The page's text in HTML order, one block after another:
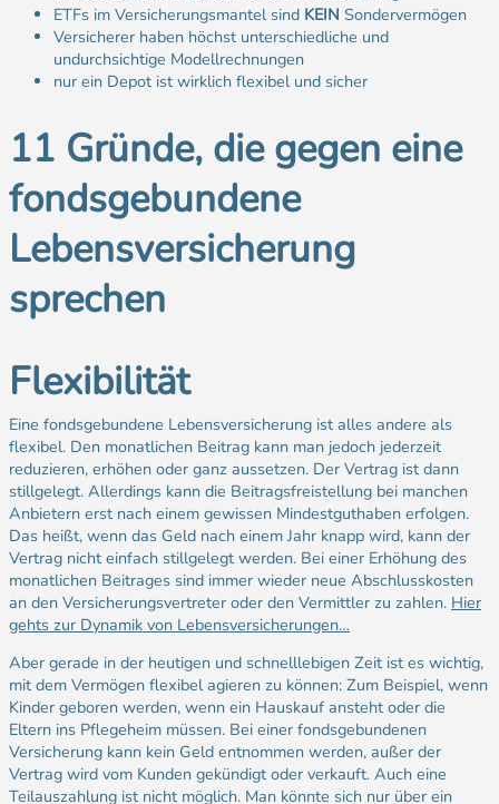
ETFs im Versicherungsmantel sind KEIN Sondervermögen
Versicherer haben höchst unterschiedliche und
undurchsichtige Modellrechnungen
nur ein Depot ist wirklich flexibel und sicher
11 Gründe, die gegen eine
fondsgebundene
Lebensversicherung
sprechen
Flexibilität
Eine fondsgebundene Lebensversicherung ist alles andere als
flexibel. Den monatlichen Beitrag kann man jedoch jederzeit
reduzieren, erhöhen oder ganz aussetzen. Der Vertrag ist dann
stillgelegt. Allerdings kann die Beitragsfreistellung bei manchen
Anbietern erst nach einem gewissen Mindestguthaben erfolgen.
Das heißt, wenn das Geld nach einem Jahr knapp wird, kann der
Vertrag nicht einfach stillgelegt werden. Bei einer Erhöhung des
monatlichen Beitrages sind immer wieder neue Abschlusskosten
an den Versicherungsvertreter oder den Vermittler zu zahlen. Hier
gehts zur Dynamik von Lebensversicherungen…
Aber gerade in der heutigen und schnelllebigen Zeit ist es wichtig,
mit dem Vermögen flexibel agieren zu können: Zum Beispiel, wenn
Kinder geboren werden, wenn ein Hauskauf ansteht oder die
Eltern ins Pflegeheim müssen. Bei einer fondsgebundenen
Versicherung kann kein Geld entnommen werden, außer der
Vertrag wird vom Kunden gekündigt oder verkauft. Auch eine
Teilauszahlung ist nicht möglich. Man könnte sich nur über ein